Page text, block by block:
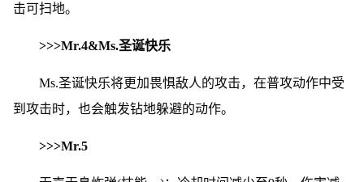
击可扫地。
>>>Mr.4&Ms.圣诞快乐
Ms.圣诞快乐将更加畏惧敌人的攻击，在普攻动作中受
到攻击时，也会触发钻地躲避的动作。
>>>Mr.5